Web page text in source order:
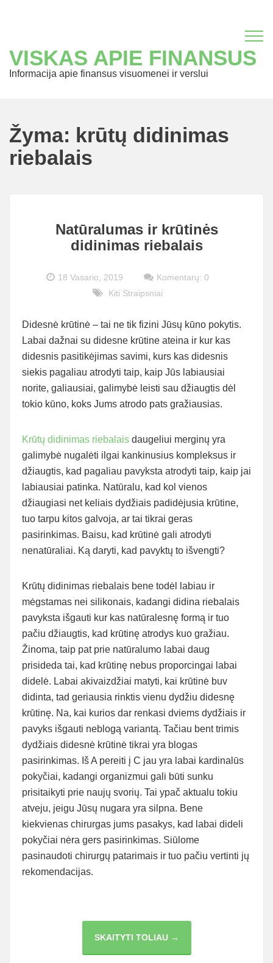
VISKAS APIE FINANSUS
Informacija apie finansus visuomenei ir verslui
Žyma: krūtų didinimas
riebalais
Natūralumas ir krūtinės
didinimas riebalais
18 Vasario, 2019
Komentarų: 0
Kiti Straipsniai
Didesnė krūtinė – tai ne tik fizini Jūsų kūno pokytis.
Labai dažnai su didesne krūtine ateina ir kur kas
didesnis pasitikėjimas savimi, kurs kas didesnis
siekis pagaliau atrodyti taip, kaip Jūs labiausiai
norite, galiausiai, galimybė leisti sau džiaugtis dėl
tokio kūno, koks Jums atrodo pats gražiausias.
Krūtų didinimas riebalais daugeliui merginų yra
galimybė nugalėti ilgai kankinusius kompleksus ir
džiaugtis, kad pagaliau pavyksta atrodyti taip, kaip jai
labiausiai patinka. Natūralu, kad kol vienos
džiaugiasi net keliais dydžiais padidėjusia krūtine,
tuo tarpu kitos galvoja, ar tai tikrai geras
pasirinkimas. Baisu, kad krūtinė gali atrodyti
nenatūraliai. Ką daryti, kad pavyktų to išvengti?
Krūtų didinimas riebalais bene todėl labiau ir
mėgstamas nei silikonais, kadangi didina riebalais
pavyksta išgauti kur kas natūralesnę formą ir tuo
pačiu džiaugtis, kad krūtinę atrodys kuo gražiau.
Žinoma, taip pat prie natūralumo labai daug
prisideda tai, kad krūtinę nebus proporcingai labai
didelė. Labai akivaizdžiai matyti, kai krūtinė buv
didinta, tad geriausia rinktis vienu dydžiu didesnę
krūtinę. Na, kai kurios dar renkasi dviems dydžiais ir
pavyks išgauti neblogą variantą. Tačiau bent trimis
dydžiais didesnė krūtinė tikrai yra blogas
pasirinkimas. Iš A pereiti į C jau yra labai kardinalūs
pokyčiai, kadangi organizmui gali būti sunku
prisitaikyti prie naujų svorių. Tai ypač aktualu tokiu
atveju, jeigu Jūsų nugara yra silpna. Bene
kiekvienas chirurgas jums pasakys, kad labai dideli
pokyčiai nėra gers pasirinkimas. Siūlome
pasinaudoti chirurgų patarimais ir tuo pačiu vertinti jų
rekomendacijas.
SKAITYTI TOLIAU →
KRŪTINĖS